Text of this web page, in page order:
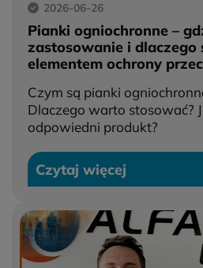
2026-06-26
Pianki ogniochronne –
zastosowanie i dlaczego
elementem ochrony
Czym są pianki
Dlaczego warto stosować?
odpowiedni produkt?
Czytaj więcej